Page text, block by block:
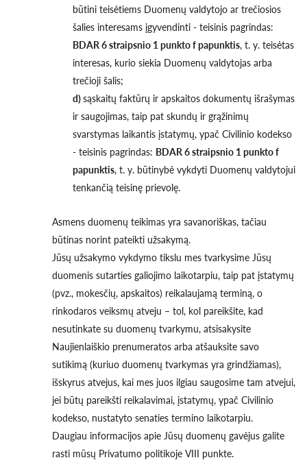
būtini teisėtiems Duomenų valdytojo ar trečiosios
šalies interesams įgyvendinti - teisinis pagrindas:
BDAR 6 straipsnio 1 punkto f papunktis, t. y. teisėtas
interesas, kurio siekia Duomenų valdytojas arba
trečioji šalis;
d)sąskaitų faktūrų ir apskaitos dokumentų išrašymas
ir saugojimas, taip pat skundų ir grąžinimų
svarstymas laikantis įstatymų, ypač Civilinio kodekso
- teisinis pagrindas: BDAR 6 straipsnio 1 punkto f
papunktis, t. y. būtinybė vykdyti Duomenų valdytojui
tenkančią teisinę prievolę.
Asmens duomenų teikimas yra savanoriškas, tačiau
būtinas norint pateikti užsakymą.
Jūsų užsakymo vykdymo tikslu mes tvarkysime Jūsų
duomenis sutarties galiojimo laikotarpiu, taip pat įstatymų
(pvz., mokesčių, apskaitos) reikalaujamą terminą, o
rinkodaros veiksmų atveju – tol, kol pareikšite, kad
nesutinkate su duomenų tvarkymu, atsisakysite
Naujienlaiškio prenumeratos arba atšauksite savo
sutikimą (kuriuo duomenų tvarkymas yra grindžiamas),
išskyrus atvejus, kai mes juos ilgiau saugosime tam atvejui,
jei būtų pareikšti reikalavimai, įstatymų, ypač Civilinio
kodekso, nustatyto senaties termino laikotarpiu.
Daugiau informacijos apie Jūsų duomenų gavėjus galite
rasti mūsų Privatumo politikoje VIII punkte.